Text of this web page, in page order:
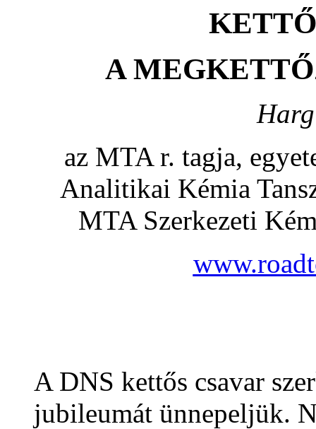
A
az MTA r. tagja,
Analitikai Kémia
MTA Szerkezeti
A DNS kettős csavar
jubileumát ünnepeljük.